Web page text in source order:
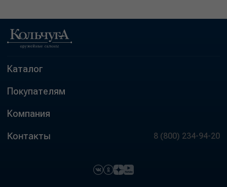
Каталог
Покупателям
Компания
Контакты 8 (800) 234-94-20